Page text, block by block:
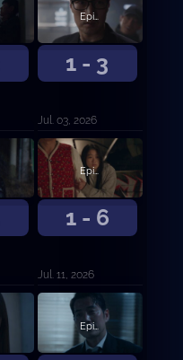
1 - 3
Episodio 3
Jul. 03, 2026
1 - 6
Episodio 6
Jul. 11, 2026
Episodio 9